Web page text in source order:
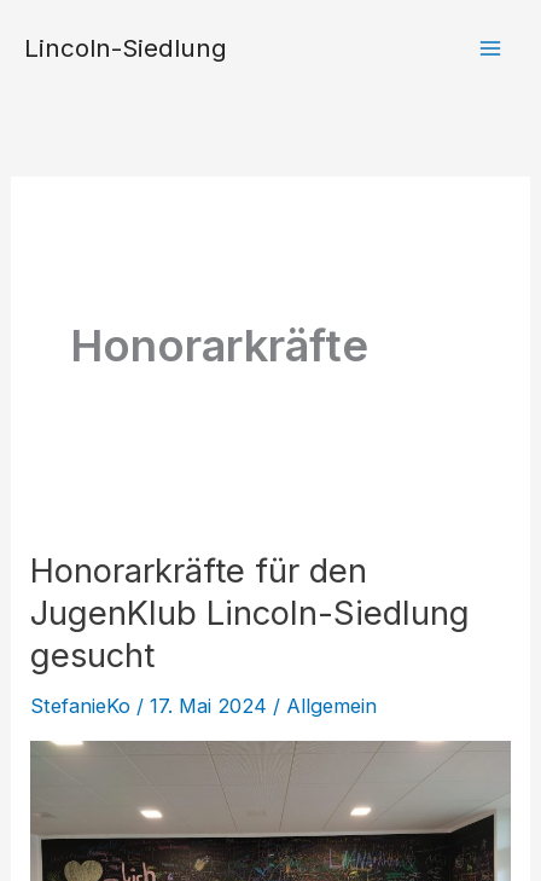
InhaltLincoln-Siedlung
Honorarkräfte
Honorarkräfte für den
JugenKlub Lincoln-Siedlung
gesucht
StefanieKo /17. Mai 2024 / Allgemein